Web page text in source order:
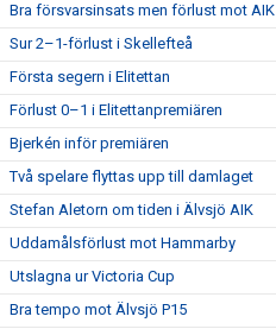
Bra försvarsinsats men förlust mot AIK
Sur 2–1-förlust i Skellefteå
Första segern i Elitettan
Förlust 0–1 i Elitettanpremiären
Bjerkén inför premiären
Två spelare flyttas upp till damlaget
Stefan Aletorn om tiden i Älvsjö AIK
Uddamålsförlust mot Hammarby
Utslagna ur Victoria Cup
Bra tempo mot Älvsjö P15